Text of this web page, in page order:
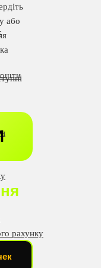
рахунку
або